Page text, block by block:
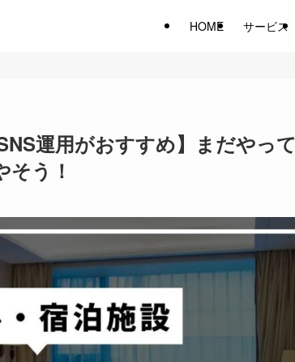
HOME サービス
運用がおすすめ】まだやっ
う！